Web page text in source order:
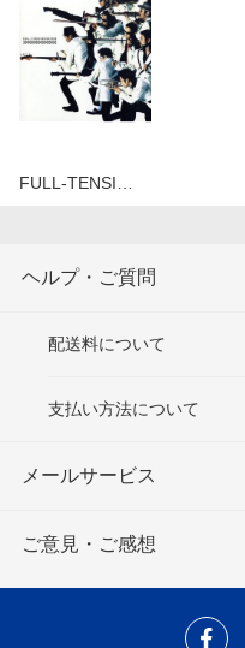
FULL-TENSI…
ヘルプ・ご質問
配送料について
支払い方法について
メールサービス
ご意見・ご感想